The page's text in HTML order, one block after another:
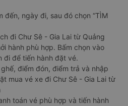
đến, ngày đi, sau đó chọn “TÌM
đi Chư Sê - Gia Lai từ Quảng
hành phù hợp. Bấm chọn vào
đi để tiến hành đặt vé.
điểm đón, điểm trả và nhập
mua vé xe đi Chư Sê - Gia Lai từ
toán vé phù hợp và tiến hành